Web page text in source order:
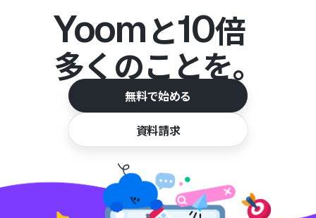
Yoomと10倍
多くのことを。
無料で始める
資料請求